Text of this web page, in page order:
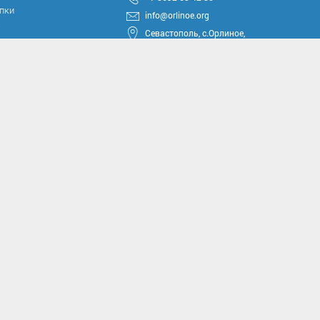
info@orlinoe.org
Севастополь, с.Орлиное,